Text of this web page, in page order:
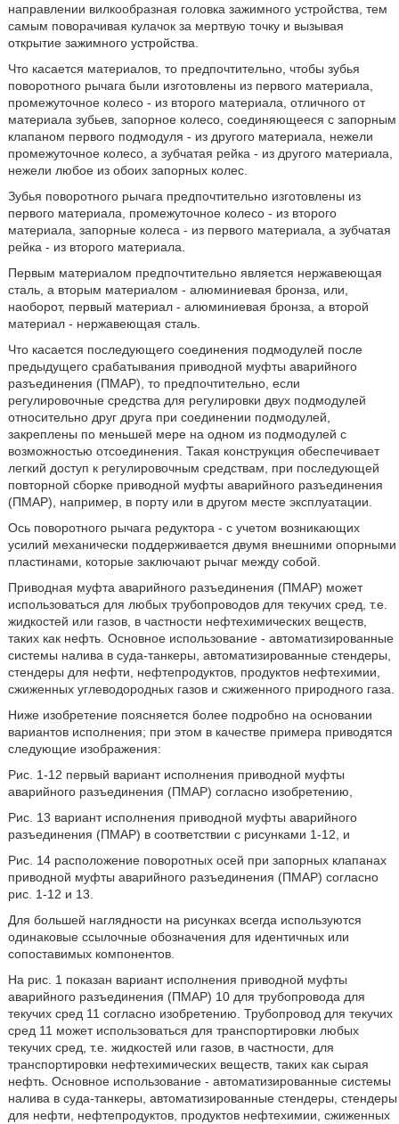
направлении вилкообразная головка зажимного устройства, тем
самым поворачивая кулачок за мертвую точку и вызывая
открытие зажимного устройства.
Что касается материалов, то предпочтительно, чтобы зубья
поворотного рычага были изготовлены из первого материала,
промежуточное колесо - из второго материала, отличного от
материала зубьев, запорное колесо, соединяющееся с запорным
клапаном первого подмодуля - из другого материала, нежели
промежуточное колесо, а зубчатая рейка - из другого материала,
нежели любое из обоих запорных колес.
Зубья поворотного рычага предпочтительно изготовлены из
первого материала, промежуточное колесо - из второго
материала, запорные колеса - из первого материала, а зубчатая
рейка - из второго материала.
Первым материалом предпочтительно является нержавеющая
сталь, а вторым материалом - алюминиевая бронза, или,
наоборот, первый материал - алюминиевая бронза, а второй
материал - нержавеющая сталь.
Что касается последующего соединения подмодулей после
предыдущего срабатывания приводной муфты аварийного
разъединения (ПМАР), то предпочтительно, если
регулировочные средства для регулировки двух подмодулей
относительно друг друга при соединении подмодулей,
закреплены по меньшей мере на одном из подмодулей с
возможностью отсоединения. Такая конструкция обеспечивает
легкий доступ к регулировочным средствам, при последующей
повторной сборке приводной муфты аварийного разъединения
(ПМАР), например, в порту или в другом месте эксплуатации.
Ось поворотного рычага редуктора - с учетом возникающих
усилий механически поддерживается двумя внешними опорными
пластинами, которые заключают рычаг между собой.
Приводная муфта аварийного разъединения (ПМАР) может
использоваться для любых трубопроводов для текучих сред, т.е.
жидкостей или газов, в частности нефтехимических веществ,
таких как нефть. Основное использование - автоматизированные
системы налива в суда-танкеры, автоматизированные стендеры,
стендеры для нефти, нефтепродуктов, продуктов нефтехимии,
сжиженных углеводородных газов и сжиженного природного газа.
Ниже изобретение поясняется более подробно на основании
вариантов исполнения; при этом в качестве примера приводятся
следующие изображения:
Рис. 1-12 первый вариант исполнения приводной муфты
аварийного разъединения (ПМАР) согласно изобретению,
Рис. 13 вариант исполнения приводной муфты аварийного
разъединения (ПМАР) в соответствии с рисунками 1-12, и
Рис. 14 расположение поворотных осей при запорных клапанах
приводной муфты аварийного разъединения (ПМАР) согласно
рис. 1-12 и 13.
Для большей наглядности на рисунках всегда используются
одинаковые ссылочные обозначения для идентичных или
сопоставимых компонентов.
На рис. 1 показан вариант исполнения приводной муфты
аварийного разъединения (ПМАР) 10 для трубопровода для
текучих сред 11 согласно изобретению. Трубопровод для текучих
сред 11 может использоваться для транспортировки любых
текучих сред, т.е. жидкостей или газов, в частности, для
транспортировки нефтехимических веществ, таких как сырая
нефть. Основное использование - автоматизированные системы
налива в суда-танкеры, автоматизированные стендеры, стендеры
для нефти, нефтепродуктов, продуктов нефтехимии, сжиженных